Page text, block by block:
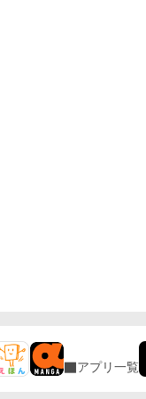
アプリ一覧